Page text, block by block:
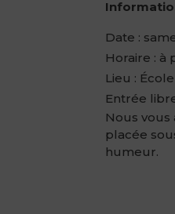
Date :
Horaire : à
Lieu :
Entrée
Nous
placée
humeur.